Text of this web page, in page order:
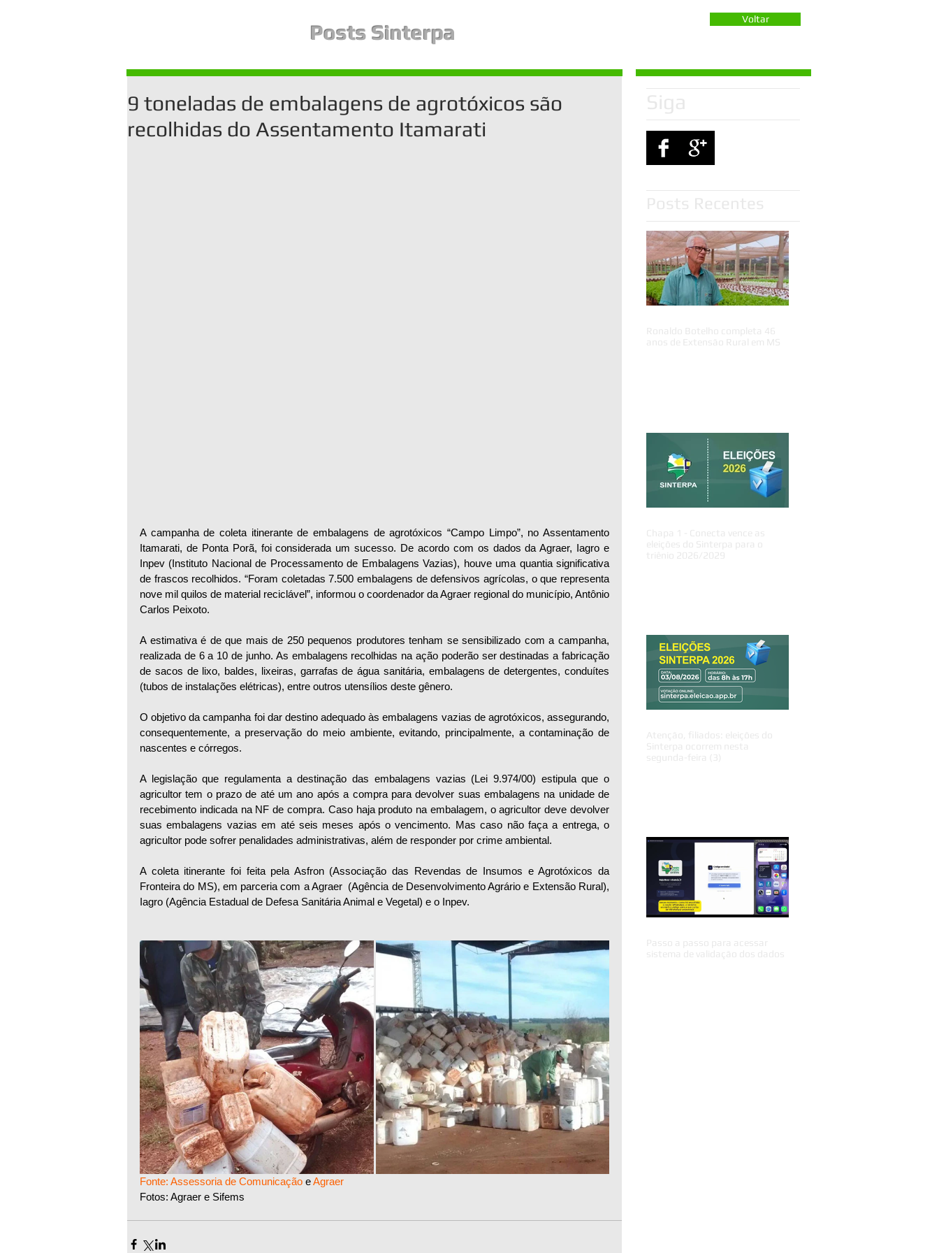
Posts Sinterpa
9 toneladas de embalagens de agrotóxicos são
recolhidas do Assentamento Itamarati
A campanha de coleta itinerante de embalagens de agrotóxicos “Campo Limpo”, no Assentamento
Itamarati, de Ponta Porã, foi considerada um sucesso. De acordo com os dados da Agraer, Iagro e
Inpev (Instituto Nacional de Processamento de Embalagens Vazias), houve uma quantia significativa
de frascos recolhidos. “Foram coletadas 7.500 embalagens de defensivos agrícolas, o que representa
nove mil quilos de material reciclável”, informou o coordenador da Agraer regional do município, Antônio
Carlos Peixoto.
A estimativa é de que mais de 250 pequenos produtores tenham se sensibilizado com a campanha,
realizada de 6 a 10 de junho. As embalagens recolhidas na ação poderão ser destinadas a fabricação
de sacos de lixo, baldes, lixeiras, garrafas de água sanitária, embalagens de detergentes, conduítes
(tubos de instalações elétricas), entre outros utensílios deste gênero.
O objetivo da campanha foi dar destino adequado às embalagens vazias de agrotóxicos, assegurando,
consequentemente, a preservação do meio ambiente, evitando, principalmente, a contaminação de
nascentes e córregos.
A legislação que regulamenta a destinação das embalagens vazias (Lei 9.974/00) estipula que o
agricultor tem o prazo de até um ano após a compra para devolver suas embalagens na unidade de
recebimento indicada na NF de compra. Caso haja produto na embalagem, o agricultor deve devolver
suas embalagens vazias em até seis meses após o vencimento. Mas caso não faça a entrega, o
agricultor pode sofrer penalidades administrativas, além de responder por crime ambiental.
A coleta itinerante foi feita pela Asfron (Associação das Revendas de Insumos e Agrotóxicos da
Fronteira do MS), em parceria com a Agraer  (Agência de Desenvolvimento Agrário e Extensão Rural),
Iagro (Agência Estadual de Defesa Sanitária Animal e Vegetal) e o Inpev.
Fonte: Assessoria de Comunicação e Agraer
Fotos: Agraer e Sifems
Voltar